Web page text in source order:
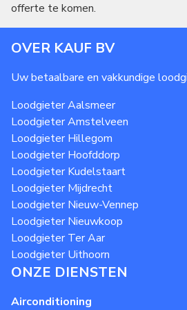
offerte te komen.
OVER KAUF BV
Uw betaalbare en vakkundige
LoodgieterAalsmeer
LoodgieterAmstelveen
LoodgieterHillegom
LoodgieterHoofddorp
LoodgieterKudelstaart
LoodgieterMijdrecht
LoodgieterNieuw-Vennep
LoodgieterNieuwkoop
LoodgieterTer Aar
LoodgieterUithoorn
ONZE DIENSTEN
Airconditioning